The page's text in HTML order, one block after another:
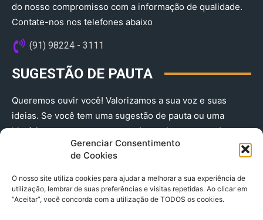
Gerenciar Consentimento
de Cookies
O nosso site utiliza cookies para ajudar a melhorar a sua experiência de
utilização, lembrar de suas preferências e visitas repetidas. Ao clicar em
“Aceitar”, você concorda com a utilização de TODOS os cookies.
do nosso compromisso com a informação de qualidade.
Contate-nos nos telefones abaixo
(91) 98224 - 3111
SUGESTÃO DE PAUTA
Queremos ouvir você! Valorizamos a sua voz e suas
ideias. Se você tem uma sugestão de pauta ou uma
história que merece ser contada, envie-nos agora!
(91) 98224 - 3111